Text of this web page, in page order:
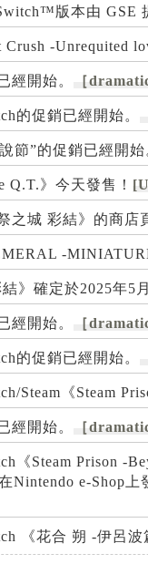
版本由 GSE
Crush -Unrequited
經開始。 ［
的促銷已經開始。
節”的促銷已經開
Q.T.》今天發售！
之城 彩結》的商店
-
結》確定於2025年5
經開始。 ［
的促銷已經開始。
Steam《Steam
經開始。 ［
《Steam Prison -
Nintendo e-Shop
《花合 朔 -伊呂